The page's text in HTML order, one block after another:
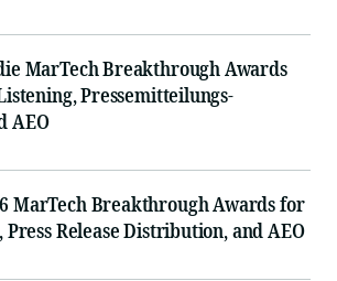
MarTech Breakthrough Awards
Pressemitteilungs-
AEO
MarTech Breakthrough Awards for
Release Distribution, and AEO